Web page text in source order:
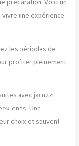
préparation. Voici un
une expérience
les périodes de
profiter pleinement
avec jacuzzi
ends. Une
choix et souvent